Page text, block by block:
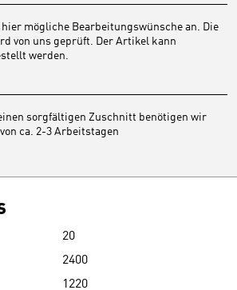
hier mögliche Bearbeitungswünsche an. Die
von uns geprüft. Der Artikel kann
werden.
sorgfältigen Zuschnitt benötigen wir
ca. 2-3 Arbeitstagen
20
2400
1220